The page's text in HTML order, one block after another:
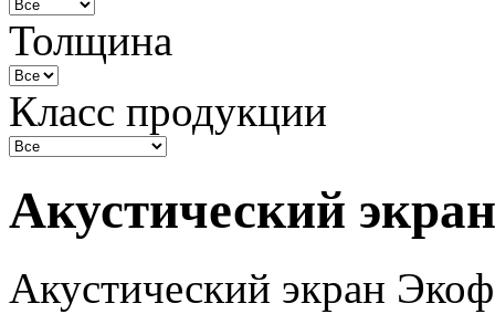
Толщина
Класс продукции
Акустический
Акустический экран